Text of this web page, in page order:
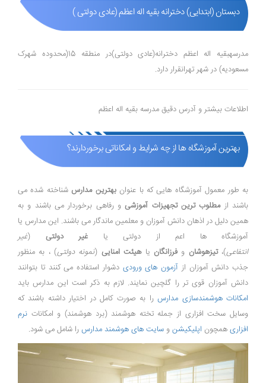
دبستان (ابتدایی) دخترانه بقیه اله اعظم (عادی دولتی )
مدرسهبقیه اله اعظم دخترانه(عادی دولتی)در منطقه 15(محدوده شهرک
مسعودیه) در شهر تهرانقرار دارد.
اطلاعات بیشتر و آدرس دقیق مدرسه بقیه اله اعظم
بهترین آموزشگاه ها از چه شرایط و امکاناتی برخوردارند؟
به طور معمول آموزشگاه هایی که با عنوانبهترین مدارسشناخته شده می
باشند ازمطلوب ترین تجهیزات آموزشیو رفاهی برخوردار می باشند و به
همین دلیل در اذهان دانش آموزان و معلمین ماندگار می باشند. این مدارس یا
آموزشگاه ها اعم از دولتی یا غیر دولتی (غیر
انتفاعی)،تیزهوشان وفرزانگان یاهیئت امنایی (نمونه دولتی) ، به منظور
جذب دانش آموزان از آزمون های ورودی دشوار استفاده می کنند تا بتوانند
دانش آموزان قوی تر را گلچین نمایند. لازم به ذکر است این مدارس باید
امکانات هوشمندسازی مدارسرا به صورت کامل در اختیار داشته باشند که
وسایل سخت افزاری از جمله تخته هوشمند (برد هوشمند) و امکانات نرم
افزاری همچون اپلیکیشن و سایت های هوشمند مدارس را شامل می شود.